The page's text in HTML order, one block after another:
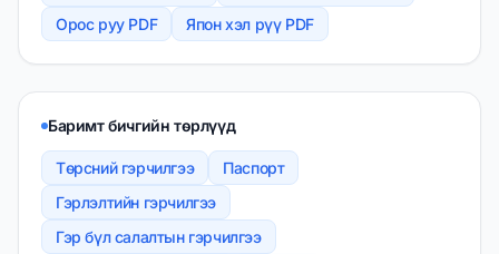
Орос руу PDF
Япон хэл рүү PDF
Баримт бичгийн төрлүүд
Төрсний гэрчилгээ
Паспорт
Гэрлэлтийн гэрчилгээ
Гэр бүл салалтын гэрчилгээ